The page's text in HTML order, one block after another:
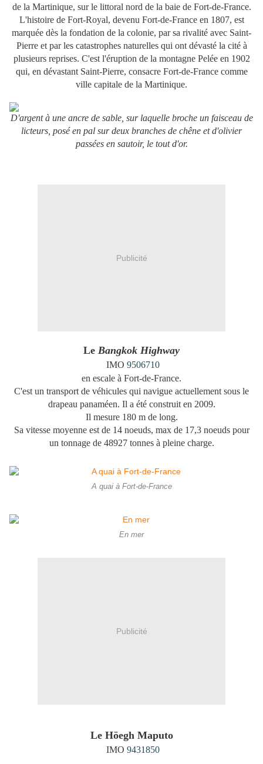
de la Martinique, sur le littoral nord de la baie de Fort-de-France.
L'histoire de Fort-Royal, devenu Fort-de-France en 1807, est
marquée dès la fondation de la colonie, par sa rivalité avec Saint-
Pierre et par les catastrophes naturelles qui ont dévasté la cité à
plusieurs reprises. C'est l'éruption de la montagne Pelée en 1902
qui, en dévastant Saint-Pierre, consacre Fort-de-France comme
ville capitale de la Martinique.
D'argent à une ancre de sable, sur laquelle broche un faisceau de
licteurs, posé en pal sur deux branches de chêne et d'olivier
passées en sautoir, le tout d'or.
Publicité
Le Bangkok Highway
IMO 9506710
en escale à Fort-de-France.
C'est un transport de véhicules qui navigue actuellement sous le
drapeau panaméen. Il a été construit en 2009.
Il mesure 180 m de long.
Sa vitesse moyenne est de 14 noeuds, max de 17,3 noeuds pour
un tonnage de 48927 tonnes à pleine charge.
A quai à Fort-de-France
En mer
Publicité
Le Höegh Maputo
IMO 9431850